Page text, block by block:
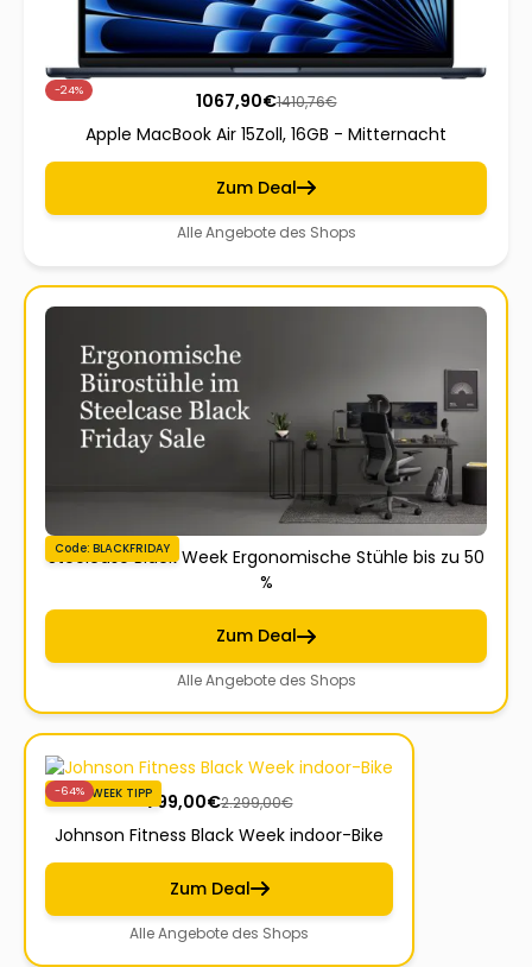
-24% 1067,90€1410,76€
Apple MacBook Air 15Zoll, 16GB - Mitternacht
Zum Deal
Alle Angebote des Shops
Code: BLACKFRIDAY
Steelcase Black Week Ergonomische Stühle bis zu 50
%
Zum Deal
Alle Angebote des Shops
BLACKWEEK TIPP
-64% 799,00€2.299,00€
Johnson Fitness Black Week indoor-Bike
Zum Deal
Alle Angebote des Shops